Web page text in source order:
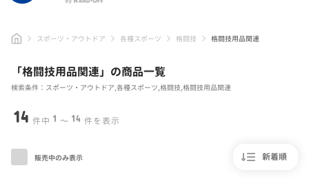
スポーツ・アウトドア 各種スポーツ 格闘技 格闘技用品関連
「格闘技用品関連」 の商品一覧
検索条件：スポーツ・アウトドア,各種スポーツ,格闘技,格闘技用品関連
14 件中 1 〜 14 件を表示
新着順
販売中のみ表示